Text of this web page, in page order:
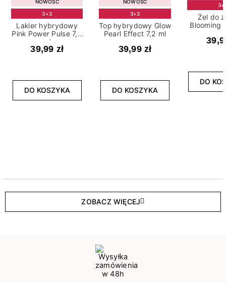
NOWOŚĆ
3+3
Lakier hybrydowy
Pink Power Pulse 7,2
ml
39,99 zł
DO KOSZYKA
NOWOŚĆ
3+3
Top hybrydowy Glow
Pearl Effect 7,2 ml
39,99 zł
DO KOSZYKA
Żel do
Blooming
DO
ZOBACZ WIĘCEJ